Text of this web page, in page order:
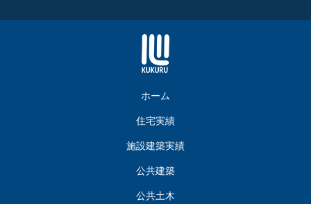
ホーム
住宅実績
施設建築実績
公共建築
公共土木